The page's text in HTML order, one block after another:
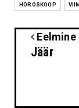
HOROSKOOP
Eelmine
Jäär